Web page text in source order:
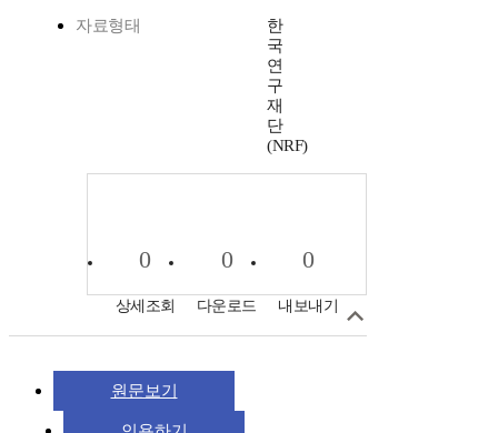
자료형태
한
국
연
구
재
단
(NRF)
0
상세조회
0
다운로드
0
내보내기
원문보기